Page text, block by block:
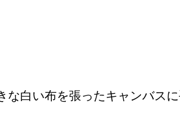
白い布を張ったキャンバスに